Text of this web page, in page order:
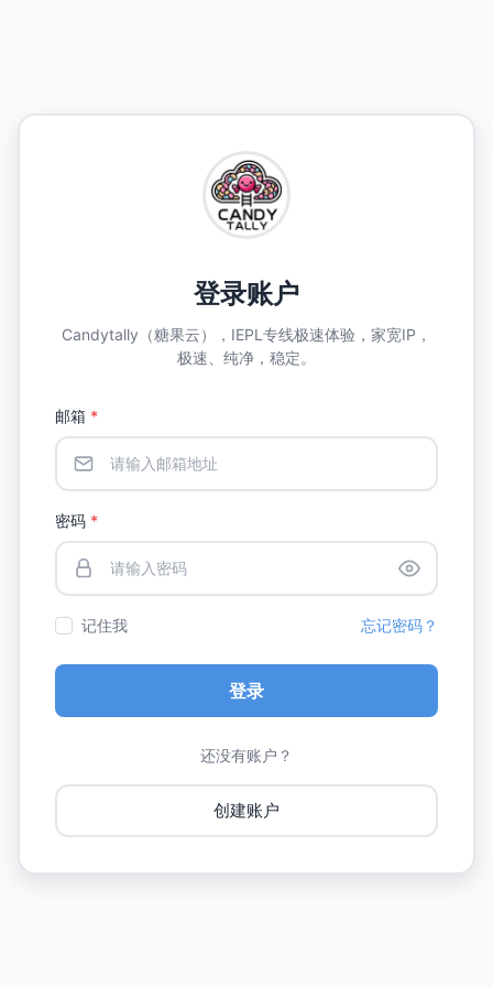
登录账户
Candytally（糖果云），IEPL专线极速体验，家宽IP，
极速、纯净，稳定。
邮箱 *
密码 *
记住我 忘记密码？
登录
还没有账户？
创建账户